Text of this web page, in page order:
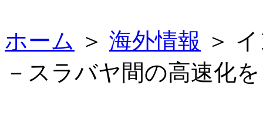
ホーム ＞ 海外情報 ＞
－スラバヤ間の高速化